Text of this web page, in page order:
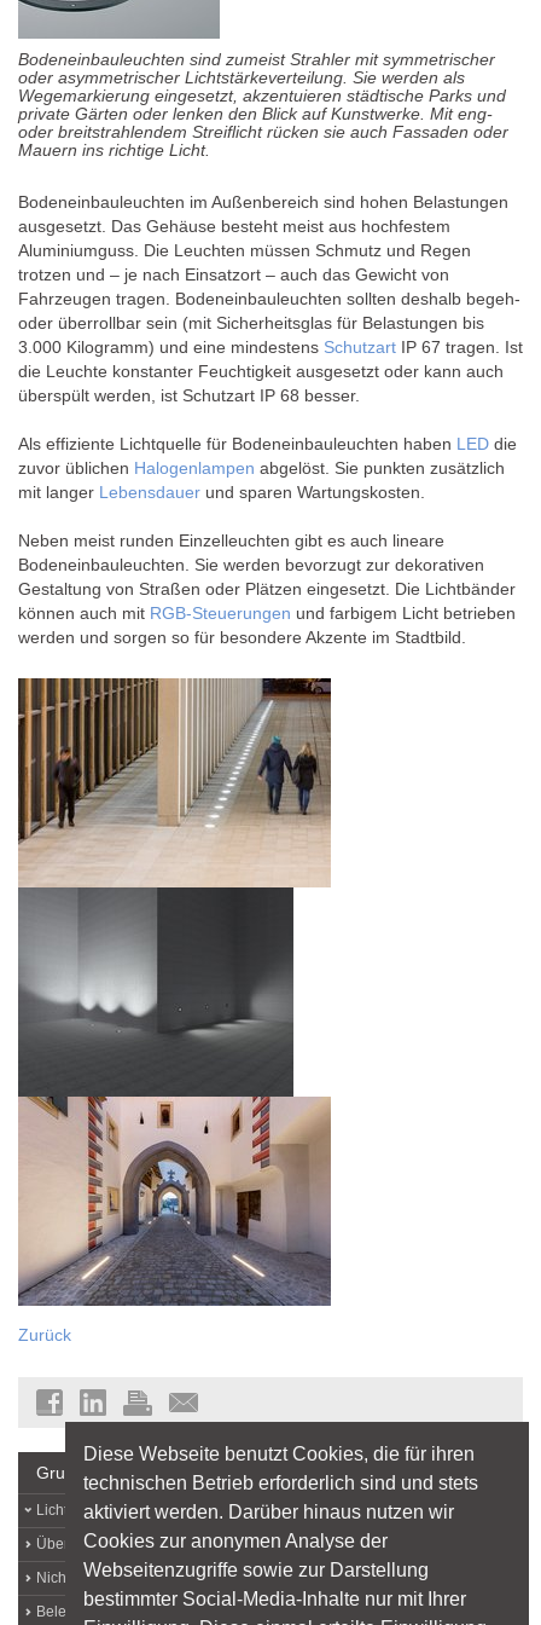
Bodeneinbauleuchten sind zumeist Strahler mit symmetrischer
oder asymmetrischer Lichtstärkeverteilung. Sie werden als
Wegemarkierung eingesetzt, akzentuieren städtische Parks und
private Gärten oder lenken den Blick auf Kunstwerke. Mit eng-
oder breitstrahlendem Streiflicht rücken sie auch Fassaden oder
Mauern ins richtige Licht.
Bodeneinbauleuchten im Außenbereich sind hohen Belastungen
ausgesetzt. Das Gehäuse besteht meist aus hochfestem
Aluminiumguss. Die Leuchten müssen Schmutz und Regen
trotzen und – je nach Einsatzort – auch das Gewicht von
Fahrzeugen tragen. Bodeneinbauleuchten sollten deshalb begeh-
oder überrollbar sein (mit Sicherheitsglas für Belastungen bis
3.000 Kilogramm) und eine mindestens Schutzart IP 67 tragen. Ist
die Leuchte konstanter Feuchtigkeit ausgesetzt oder kann auch
überspült werden, ist Schutzart IP 68 besser.
Als effiziente Lichtquelle für Bodeneinbauleuchten haben LED die
zuvor üblichen Halogenlampen abgelöst. Sie punkten zusätzlich
mit langer Lebensdauer und sparen Wartungskosten.
Neben meist runden Einzelleuchten gibt es auch lineare
Bodeneinbauleuchten. Sie werden bevorzugt zur dekorativen
Gestaltung von Straßen oder Plätzen eingesetzt. Die Lichtbänder
können auch mit RGB-Steuerungen und farbigem Licht betrieben
werden und sorgen so für besondere Akzente im Stadtbild.
Zurück
Grundlagen
Lichtlexikon
Über Licht
Nichtvisuelle Lichtwirkungen
Beleuchtungsqualität
Diese Webseite benutzt Cookies, die für ihren
technischen Betrieb erforderlich sind und stets
aktiviert werden. Darüber hinaus nutzen wir
Cookies zur anonymen Analyse der
Webseitenzugriffe sowie zur Darstellung
bestimmter Social-Media-Inhalte nur mit Ihrer